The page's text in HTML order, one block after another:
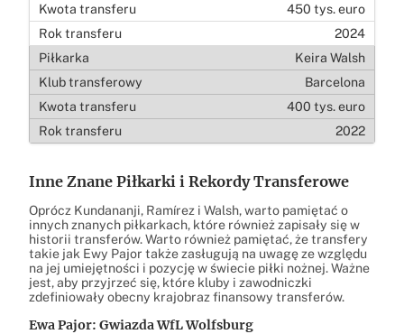
450 tys. euro
2024
Keira Walsh
Barcelona
400 tys. euro
2022
Inne Znane Piłkarki i Rekordy Transferowe
Oprócz Kundananji, Ramírez i Walsh, warto pamiętać o
innych znanych piłkarkach, które również zapisały się w
historii transferów. Warto również pamiętać, że transfery
takie jak Ewy Pajor także zasługują na uwagę ze względu
na jej umiejętności i pozycję w świecie piłki nożnej. Ważne
jest, aby przyjrzeć się, które kluby i zawodniczki
zdefiniowały obecny krajobraz finansowy transferów.
Ewa Pajor: Gwiazda WfL Wolfsburg